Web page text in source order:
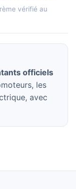
vérifié au
officiels
les
avec